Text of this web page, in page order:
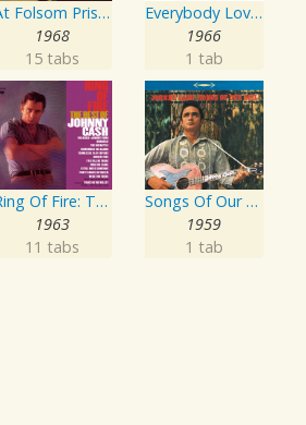
At Folsom Prison
1968
15 tabs
Everybody Loves A Nut
1966
1 tab
Ring Of Fire: The Best Of Johnny Cash
1963
11 tabs
Songs Of Our Soil
1959
1 tab